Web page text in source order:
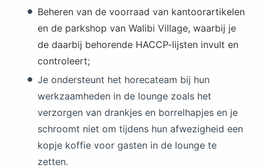
Beheren van de voorraad van kantoorartikelen
en de parkshop van Walibi Village, waarbij je
de daarbij behorende HACCP-lijsten invult en
controleert;
Je ondersteunt het horecateam bij hun
werkzaamheden in de lounge zoals het
verzorgen van drankjes en borrelhapjes en je
schroomt niet om tijdens hun afwezigheid een
kopje koffie voor gasten in de lounge te
zetten.